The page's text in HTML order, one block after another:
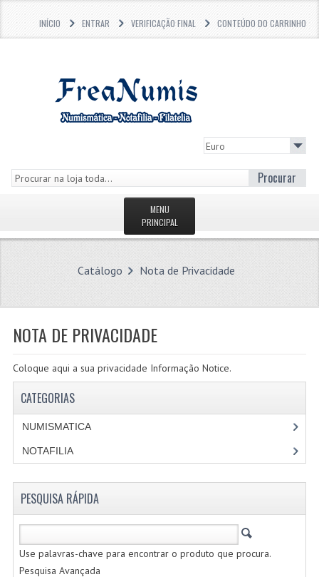
INÍCIO ENTRAR VERIFICAÇÃO FINAL CONTEÚDO DO CARRINHO
Procurar
MENU
PRINCIPAL
O QUE HÁ DE NOVO?
PROMOÇÕES
CATEGORIAS
COLONIAS
ESTRANGEIRAS
Catálogo Nota de Privacidade
NOTA DE PRIVACIDADE
Coloque aqui a sua privacidade Informação Notice.
CATEGORIAS
NUMISMATICA
NOTAFILIA
PESQUISA RÁPIDA
Use palavras-chave para encontrar o produto que procura.
Pesquisa Avançada